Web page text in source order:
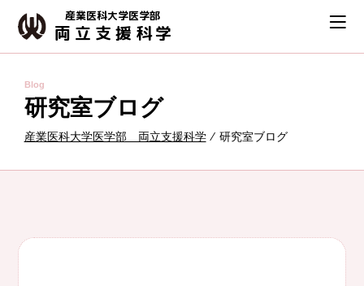
産業医科大学医学部
両立支援科学
Blog
研究室ブログ
産業医科大学医学部 両立支援科学⁄ 研究室ブログ